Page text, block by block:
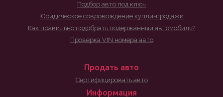
Подбор авто под ключ
Юридическое совровождение купли-продажи
Как правильно подобрать подержанный автомобиль?
Проверка VIN номера авто
Продать авто
Сертифицировать авто
Информация